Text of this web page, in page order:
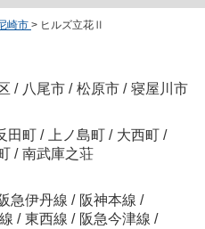
崎市 > ヒルズ立花Ⅱ
/ 八尾市 / 松原市 / 寝屋川市
田町 / 上ノ島町 / 大西町 /
/ 南武庫之荘
急伊丹線 / 阪神本線 /
/ 東西線 / 阪急今津線 /